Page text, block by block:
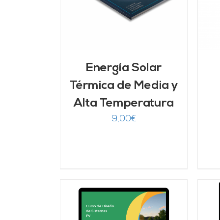
Energía Solar
Térmica de Media y
Alta Temperatura
9,00€